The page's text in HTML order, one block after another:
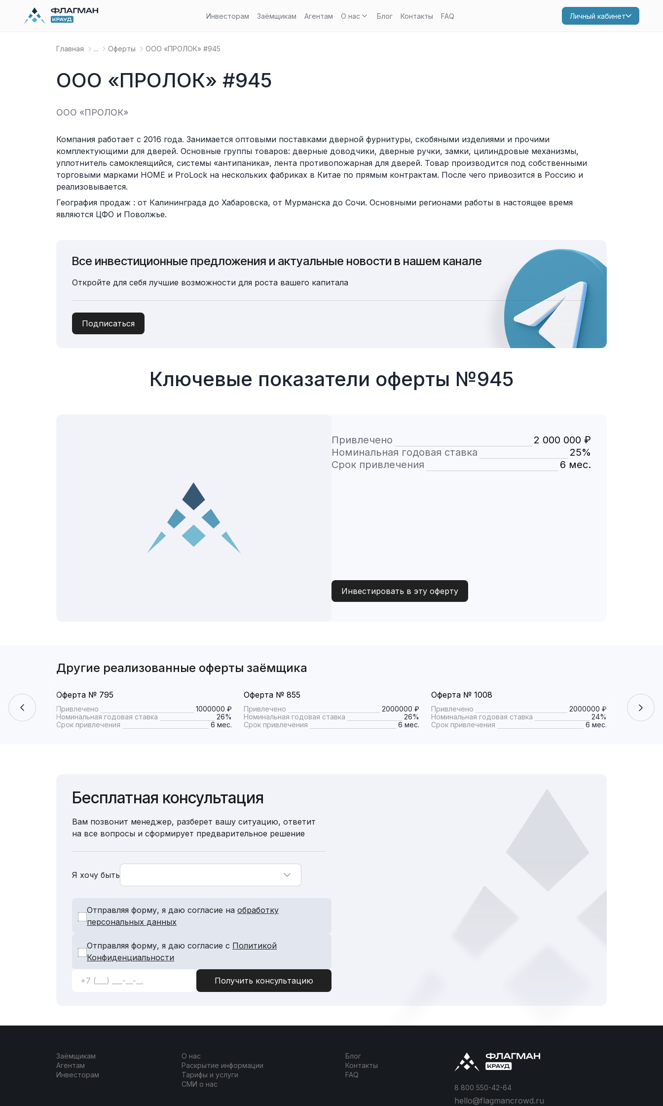
Инвесторам Заёмщикам Агентам О нас Блог Контакты FAQ Личный кабинет
Главная ... Оферты OOO «ПРОЛОК» #945
OOO «ПРОЛОК» #945
OOO «ПРОЛОК»
Компания работает с 2016 года. Занимается оптовыми поставками дверной фурнитуры, скобяными изделиями и прочими
комплектующими для дверей. Основные группы товаров: дверные доводчики, дверные ручки, замки, цилиндровые механизмы,
уплотнитель самоклеящийся, системы «антипаника», лента противопожарная для дверей. Товар производится под собственными
торговыми марками НОМЕ и ProLock на нескольких фабриках в Китае по прямым контрактам. После чего привозится в Россию и
реализовывается.
География продаж : от Калининграда до Хабаровска, от Мурманска до Сочи. Основными регионами работы в настоящее время
являются ЦФО и Поволжье.
Все инвестиционные предложения и актуальные новости в нашем канале
Откройте для себя лучшие возможности для роста вашего капитала
Подписаться
Ключевые показатели оферты №945
Привлечено
2 000 000 ₽
Номинальная годовая ставка
25%
Срок привлечения
6 мес.
Инвестировать в эту оферту
Другие реализованные оферты заёмщика
Оферта № 795
Привлечено
1000000 ₽
Номинальная годовая ставка
26%
Срок привлечения
6 мес.
Оферта № 855
Привлечено
2000000 ₽
Номинальная годовая ставка
26%
Срок привлечения
6 мес.
Оферта № 1008
Привлечено
2000000 ₽
Номинальная годовая ставка
24%
Срок привлечения
6 мес.
Оферта №
Привлечено
Бесплатная консультация
Вам позвонит менеджер, разберет вашу ситуацию, ответит
на все вопросы и сформирует предварительное решение
Я хочу быть
Отправляя форму, я даю согласие на обработку
персональных данных
Отправляя форму, я даю согласие с Политикой
Конфиденциальности
Заёмщикам
Агентам
Инвесторам
О нас
Раскрытие информации
Тарифы и услуги
СМИ о нас
Блог
Контакты
FAQ
8 800 550-42-64
hello@flagmancrowd.ru